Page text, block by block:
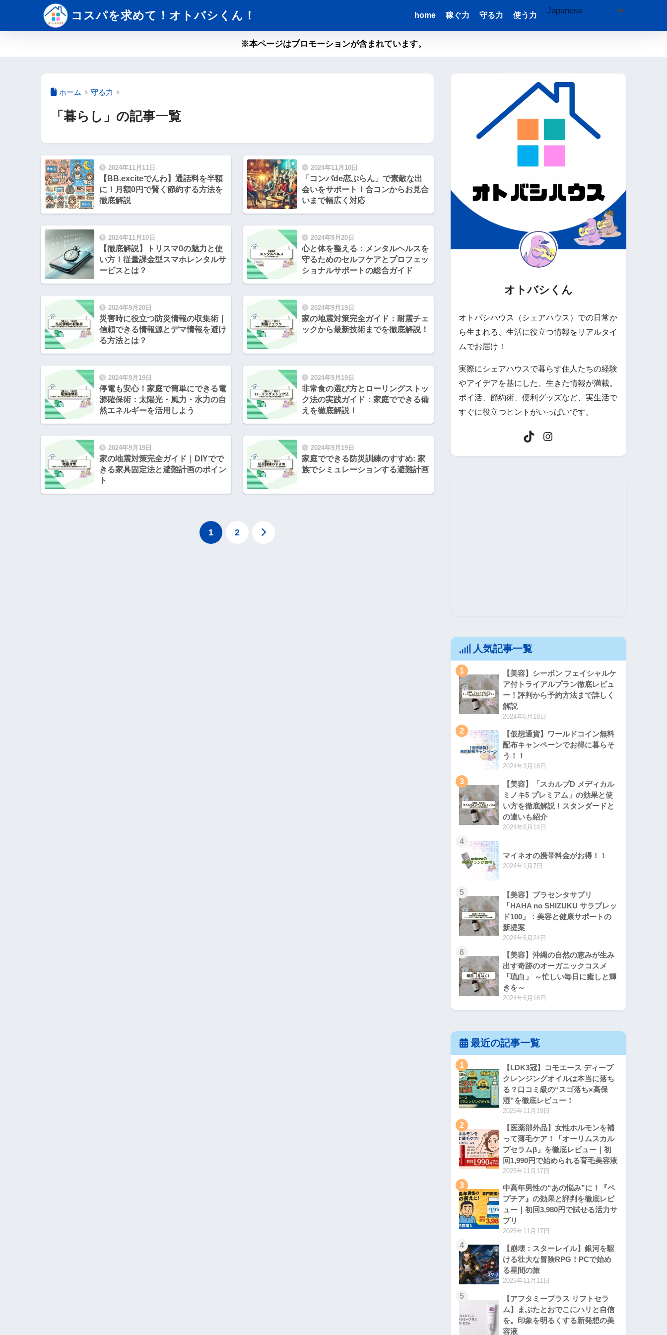
コスパを求めて！オトバシくん！ home 稼ぐ力 守る力 使う力
※本ページはプロモーションが含まれています。
ホーム 守る力
「暮らし」の記事一覧
2024年11月11日
【BB.exciteでんわ】通話料を半額
に！月額0円で賢く節約する方法を
徹底解説
2024年11月10日
「コンパde恋ぷらん」で素敵な出
会いをサポート！合コンからお見合
いまで幅広く対応
2024年11月10日
【徹底解説】トリスマ0の魅力と使
い方！従量課金型スマホレンタルサ
ービスとは？
2024年9月20日
心と体を整える：メンタルヘルスを
守るためのセルフケアとプロフェッ
ショナルサポートの総合ガイド
2024年9月20日
災害時に役立つ防災情報の収集術｜
信頼できる情報源とデマ情報を避け
る方法とは？
2024年9月19日
家の地震対策完全ガイド：耐震チェ
ックから最新技術までを徹底解説！
2024年9月19日
停電も安心！家庭で簡単にできる電
源確保術：太陽光・風力・水力の自
然エネルギーを活用しよう
2024年9月19日
非常食の選び方とローリングストッ
ク法の実践ガイド：家庭でできる備
えを徹底解説！
2024年9月19日
家の地震対策完全ガイド｜DIYでで
きる家具固定法と避難計画のポイン
ト
2024年9月19日
家庭でできる防災訓練のすすめ: 家
族でシミュレーションする避難計画
1 2
オトバシくん
オトバシハウス（シェアハウス）での日常か
ら生まれる、生活に役立つ情報をリアルタイ
ムでお届け！
実際にシェアハウスで暮らす住人たちの経験
やアイデアを基にした、生きた情報が満載。
ポイ活、節約術、便利グッズなど、実生活で
すぐに役立つヒントがいっぱいです。
人気記事一覧
1
【美容】シーボン フェイシャルケ
ア付トライアルプラン徹底レビュ
ー！評判から予約方法まで詳しく
解説
2024年6月18日
2
【仮想通貨】ワールドコイン無料
配布キャンペーンでお得に暮らそ
う！！
2024年3月16日
3
【美容】「スカルプD メディカル
ミノキ5 プレミアム」の効果と使
い方を徹底解説！スタンダードと
の違いも紹介
2024年6月14日
4
マイネオの携帯料金がお得！！
2024年1月7日
5
【美容】プラセンタサプリ
「HAHA no SHIZUKU サラブレッ
ド100」：美容と健康サポートの
新提案
2024年6月24日
6
【美容】沖縄の自然の恵みが生み
出す奇跡のオーガニックコスメ
「琉白」 ～忙しい毎日に癒しと輝
きを～
2024年6月16日
最近の記事一覧
1
【LDK3冠】コモエース ディープ
クレンジングオイルは本当に落ち
る？口コミ級の“スゴ落ち×高保
湿”を徹底レビュー！
2025年11月19日
2
【医薬部外品】女性ホルモンを補
って薄毛ケア！「オーリムスカル
プセラムβ」を徹底レビュー｜初
回1,990円で始められる育毛美容液
2025年11月17日
3
中高年男性の“あの悩み”に！『ペ
プチア』の効果と評判を徹底レビ
ュー｜初回3,980円で試せる活力サ
プリ
2025年11月17日
4
【崩壊：スターレイル】銀河を駆
ける壮大な冒険RPG！PCで始め
る星間の旅
2025年11月11日
5
【アフタミープラス リフトセラ
ム】まぶたとおでこにハリと自信
を。印象を明るくする新発想の美
容液